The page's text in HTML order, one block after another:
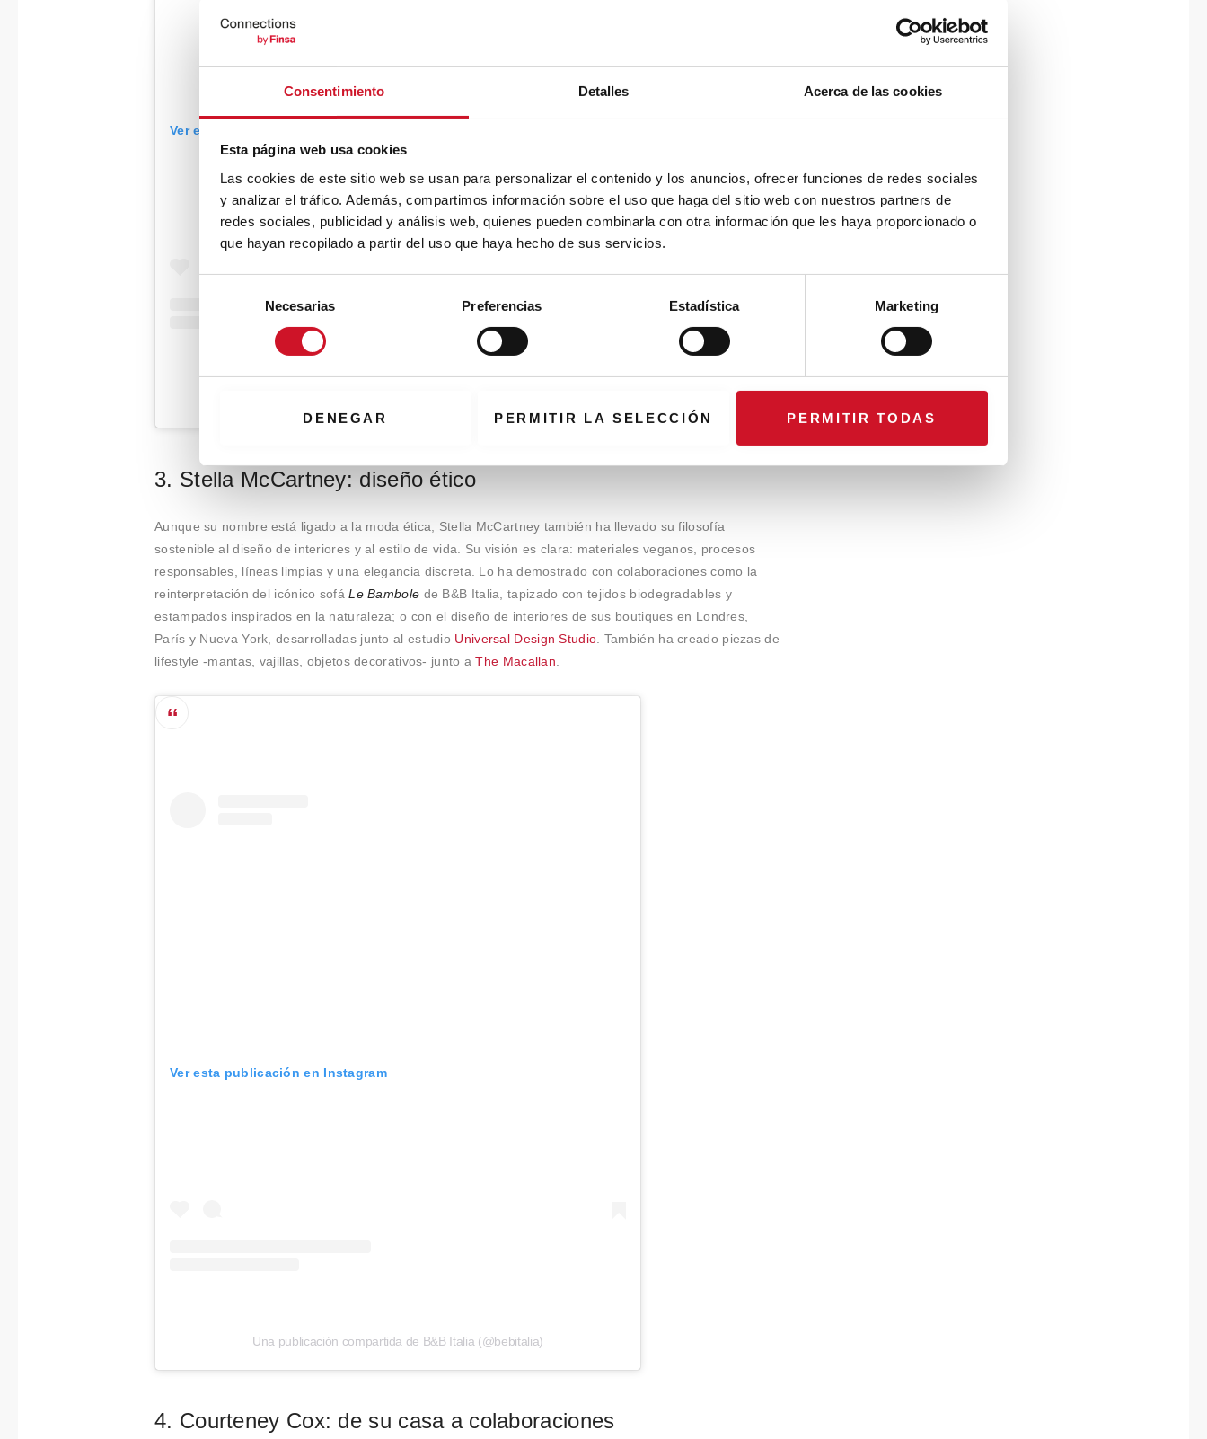
Consentimiento Detalles Acerca de las cookies
Esta página web usa cookies
Las cookies de este sitio web se usan para personalizar el contenido y los anuncios, ofrecer funciones de redes sociales
y analizar el tráfico. Además, compartimos información sobre el uso que haga del sitio web con nuestros partners de
redes sociales, publicidad y análisis web, quienes pueden combinarla con otra información que les haya proporcionado o
que hayan recopilado a partir del uso que haya hecho de sus servicios.
d
c
o
m
Necesarias Preferencias Estadística Marketing
DENEGAR PERMITIR LA SELECCIÓN PERMITIR TODAS
Ver esta publicación en Instagram
3. Stella McCartney: diseño ético
Aunque su nombre está ligado a la moda ética, Stella McCartney también ha llevado su filosofía
sostenible al diseño de interiores y al estilo de vida. Su visión es clara: materiales veganos, procesos
responsables, líneas limpias y una elegancia discreta. Lo ha demostrado con colaboraciones como la
reinterpretación del icónico sofáLe Bambole de B&B Italia, tapizado con tejidos biodegradables y
estampados inspirados en la naturaleza; o con el diseño de interiores de sus boutiques en Londres,
París y Nueva York, desarrolladas junto al estudio Universal Design Studio. También ha creado piezas de
lifestyle -mantas, vajillas, objetos decorativos- junto aThe Macallan.
Ver esta publicación en Instagram
Una publicación compartida de B&B Italia (@bebitalia)
4. Courteney Cox: de su casa a colaboraciones